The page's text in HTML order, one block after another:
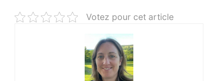
Votez pour cet article